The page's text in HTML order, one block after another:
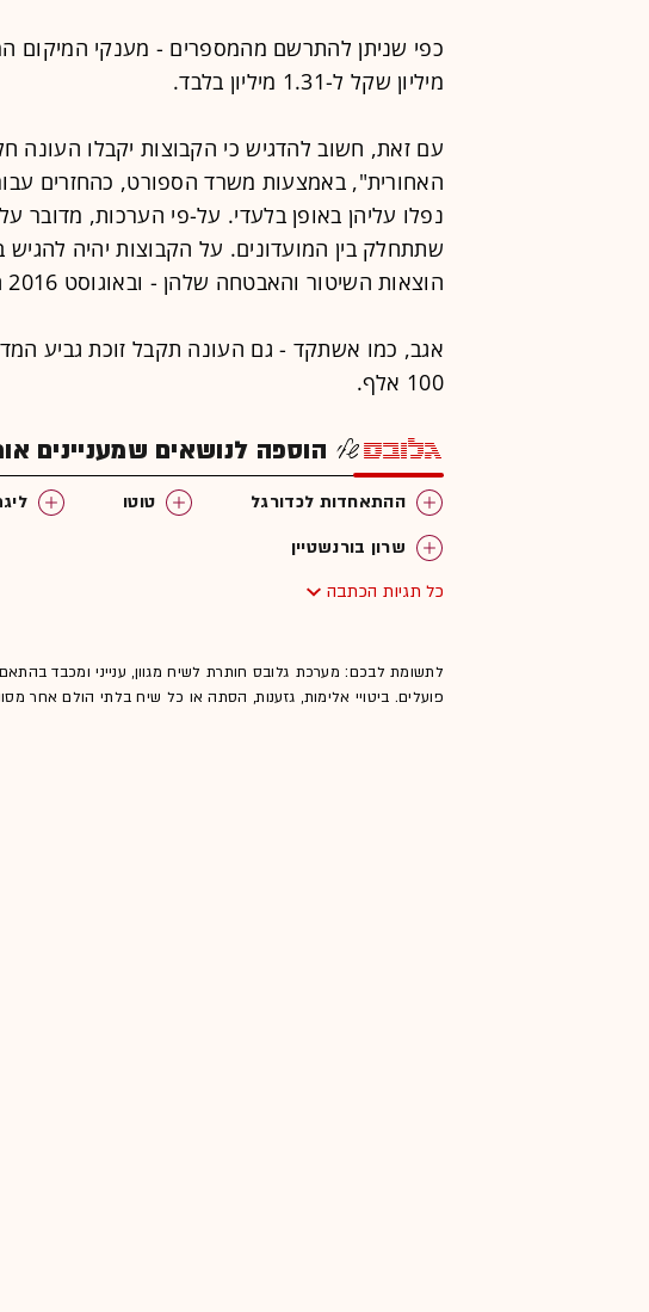
מיליון שקל ל-1.31 מיליון בלבד.
עם זאת, חשוב להדגיש כי הקבוצות יקבלו
האחורית", באמצעות משרד הספורט, כהחזרים
שתתחלק בין המועדונים. על הקבוצות יהיה
הוצאות השיטור והאבטחה שלהן - ובאוגוסט 2016 הן צפויות לקבל את הכסף.
100 אלף.
הוספה לנושאים שמעניינים
ההתאחדות לכדורגל טוטו
שרון בורנשטיין
כל תגיות הכתבה
לתשומת לבכם: מערכת גלובס חותרת לשיח מגוון, ענייני ומכבד
פועלים. ביטויי אלימות, גזענות, הסתה או כל שיח בלתי הולם אחר